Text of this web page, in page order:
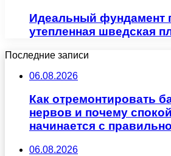
Идеальный фундамент
утепленная шведская
Последние записи
06.08.2026
Как отремонтировать
нервов и почему
начинается с
06.08.2026